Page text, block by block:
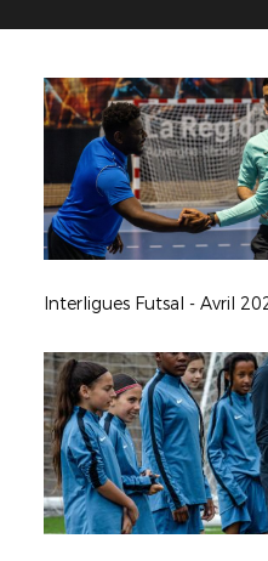
Interligues Futsal - Avril